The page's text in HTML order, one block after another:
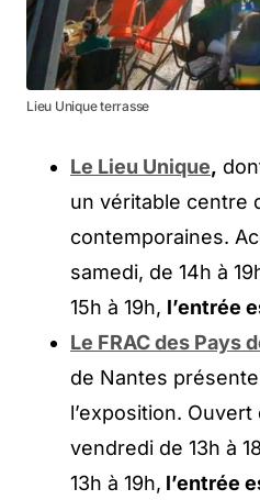
Lieu Unique terrasse
Le Lieu Unique,
un véritable centre
contemporaines.
samedi, de 14h à
15h à 19h, l’entrée
Le FRAC des Pays
de Nantes
l’exposition.
vendredi de 13h à
13h à 19h, l’entrée